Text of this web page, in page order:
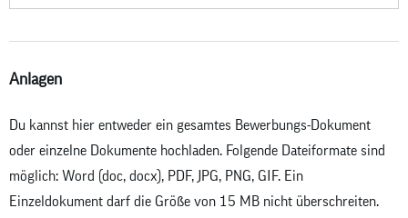
Anlagen
Du kannst hier entweder ein gesamtes Bewerbungs-Dokument
oder einzelne Dokumente hochladen. Folgende Dateiformate sind
möglich: Word (doc, docx), PDF, JPG, PNG, GIF. Ein
Einzeldokument darf die Größe von 15 MB nicht überschreiten.